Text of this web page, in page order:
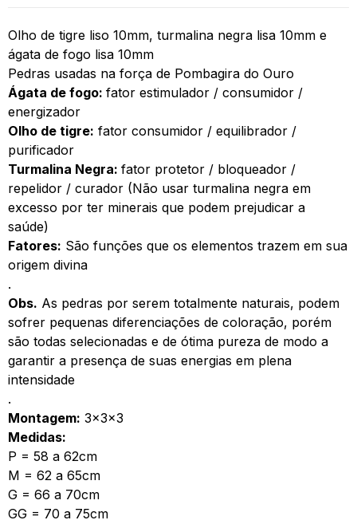
Olho de tigre liso 10mm, turmalina negra lisa 10mm e
ágata de fogo lisa 10mm
Pedras usadas na força de Pombagira do Ouro
Ágata de fogo: fator estimulador / consumidor /
energizador
Olho de tigre: fator consumidor / equilibrador /
purificador
Turmalina Negra: fator protetor / bloqueador /
repelidor / curador (Não usar turmalina negra em
excesso por ter minerais que podem prejudicar a
saúde)
Fatores: São funções que os elementos trazem em sua
origem divina
.
Obs. As pedras por serem totalmente naturais, podem
sofrer pequenas diferenciações de coloração, porém
são todas selecionadas e de ótima pureza de modo a
garantir a presença de suas energias em plena
intensidade
.
Montagem: 3x3x3
Medidas:
P = 58 a 62cm
M = 62 a 65cm
G = 66 a 70cm
GG = 70 a 75cm